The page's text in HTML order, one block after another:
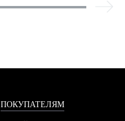
ПОКУПАТЕЛЯМ